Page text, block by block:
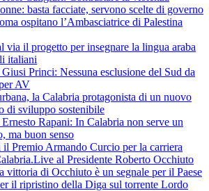
basta facciate, servono scelte di governo
ospitano l’Ambasciatrice di Palestina
via il progetto per insegnare la lingua araba
italiani
Princi: Nessuna esclusione del Sud da
AV
la Calabria protagonista di un nuovo
di sviluppo sostenibile
Rapani: In Calabria non serve un
ma buon senso
Premio Armando Curcio per la carriera
al Presidente Roberto Occhiuto
vittoria di Occhiuto è un segnale per il Paese
il ripristino della Diga sul torrente Lordo